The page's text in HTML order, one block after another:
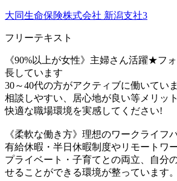
大同生命保険株式会社 新潟支社3
フリーテキスト
《90%以上が女性》主婦さん活躍★フ
長しています
30～40代の方がアクティブに働いていま
相談しやすい、居心地が良い等メリッ
快適な職場環境を実感してください!
《柔軟な働き方》理想のワークライフ
有給休暇・半日休暇制度やリモートワ
プライベート・子育てとの両立、自分
せることができる環境が整っています。